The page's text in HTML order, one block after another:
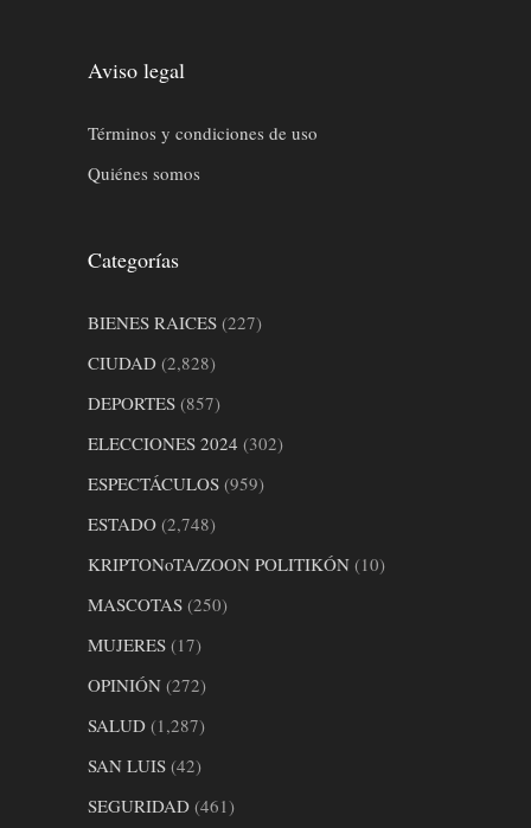
Aviso legal
Términos y condiciones de uso
Quiénes somos
Categorías
BIENES RAICES (227)
CIUDAD (2,828)
DEPORTES (857)
ELECCIONES 2024 (302)
ESPECTÁCULOS (959)
ESTADO (2,748)
KRIPTONoTA/ZOON POLITIKÓN (10)
MASCOTAS (250)
MUJERES (17)
OPINIÓN (272)
SALUD (1,287)
SAN LUIS (42)
SEGURIDAD (461)